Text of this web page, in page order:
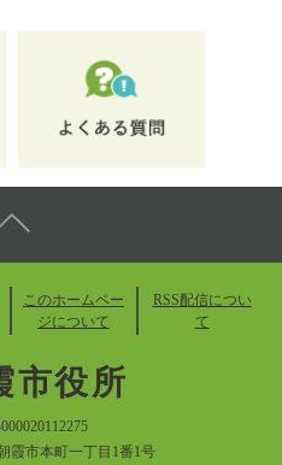
このホームペー
ジについて
RSS配信につい
て
市役所
霞市本町一丁目1番1号